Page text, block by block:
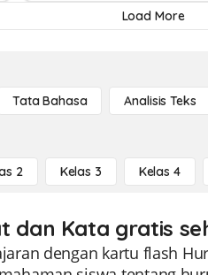
Load More
Tata Bahasa Analisis Teks
2 Kelas 3 Kelas 4
Kata gratis
dengan kartu flash